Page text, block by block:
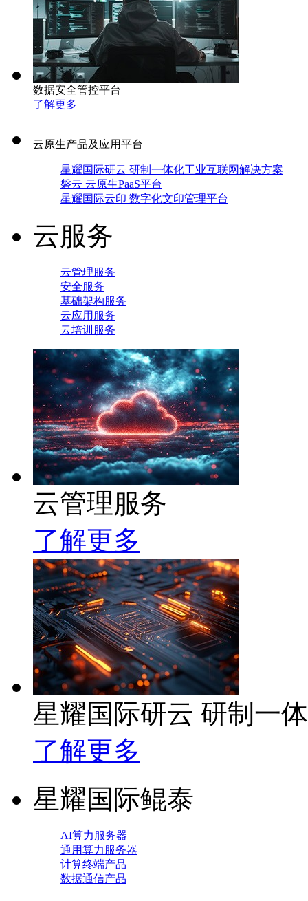
数据安全管控平台
了解更多
云原生产品及应用平台
星耀国际研云 研制一体化工业互联网解决方案
磐云 云原生PaaS平台
星耀国际云印 数字化文印管理平台
云服务
云管理服务
安全服务
基础架构服务
云应用服务
云培训服务
云管理服务
了解更多
星耀国际研云 研制一
了解更多
星耀国际鲲泰
AI算力服务器
通用算力服务器
计算终端产品
数据通信产品